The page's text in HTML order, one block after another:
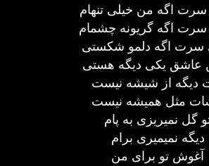
سرت اگه من خیلی تنهام
سرت اگه گریونه چشمام
سرت اگه دلمو شکستی
عاشق یکی دیگه هستی
دیگه از شیشه نیست
مثل همیشه نیست
گل نمیریزی به پام
دیگه نمیمیری برام
آغوش تو برای من